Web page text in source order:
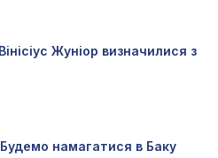
Жуніор визначилися з
намагатися в Баку